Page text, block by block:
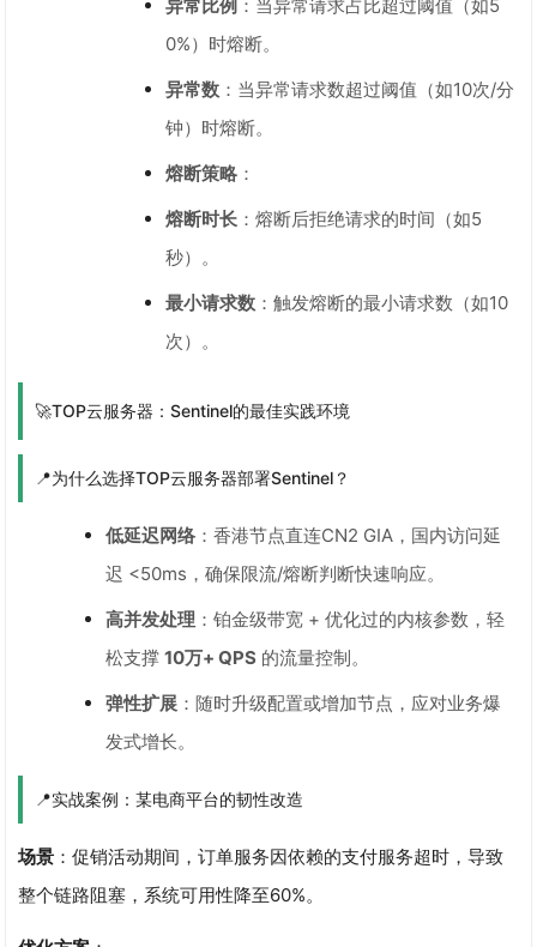
异常比例 ：当异常请求占比超过阈值（如5
0%）时熔断。
异常数：当异常请求数超过阈值（如10次/分
钟）时熔断。
熔断策略：
熔断时长：熔断后拒绝请求的时间（如5
秒）。
最小请求数：触发熔断的最小请求数（如10
次）。
🚀TOP云服务器：Sentinel的最佳实践环境
📍为什么选择TOP云服务器部署Sentinel？
低延迟网络：香港节点直连CN2 GIA，国内访问延
迟 <50ms，确保限流/熔断判断快速响应。
高并发处理 ：铂金级带宽 + 优化过的内核参数，轻
松支撑 10万+ QPS 的流量控制。
弹性扩展：随时升级配置或增加节点，应对业务爆
发式增长。
📍实战案例：某电商平台的韧性改造
场景 ：促销活动期间，订单服务因依赖的支付服务超时，导致
整个链路阻塞，系统可用性降至60%。